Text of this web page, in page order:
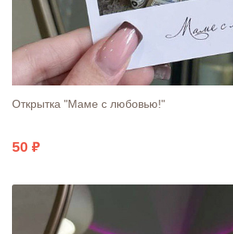
Открытка "Маме с любовью!"
50